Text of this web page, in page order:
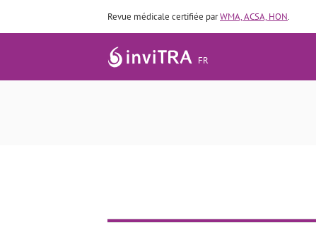
Revue médicale certifiée parWMA, ACSA, HON.
FR